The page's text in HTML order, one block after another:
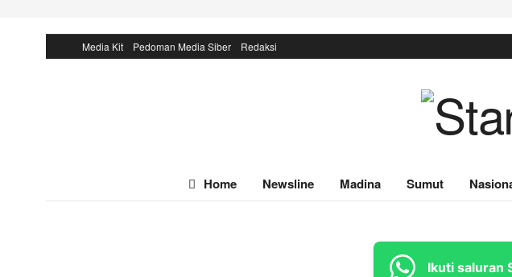
Media Kit Pedoman Media Siber Redaksi
Home Newsline Madina Sumut
Ikuti saluran